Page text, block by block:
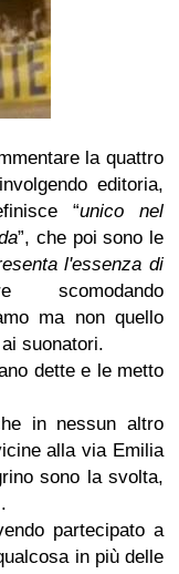
la quattro
editoria,
“unico nel
”, che poi sono le
l'essenza di
scomodando
ma non quello
suonatori.
dette e le metto
in nessun altro
alla via Emilia
sono la svolta,
partecipato a
in più delle